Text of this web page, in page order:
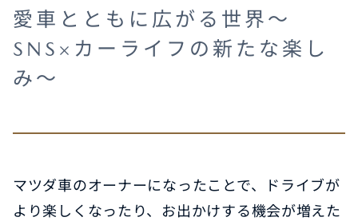
ニュースルーム
企業・IR・採用
愛車とともに広がる世界～
SNS×カーライフの新たな楽し
み～
マツダ車のオーナーになったことで、ドライブが
より楽しくなったり、お出かけする機会が増えた